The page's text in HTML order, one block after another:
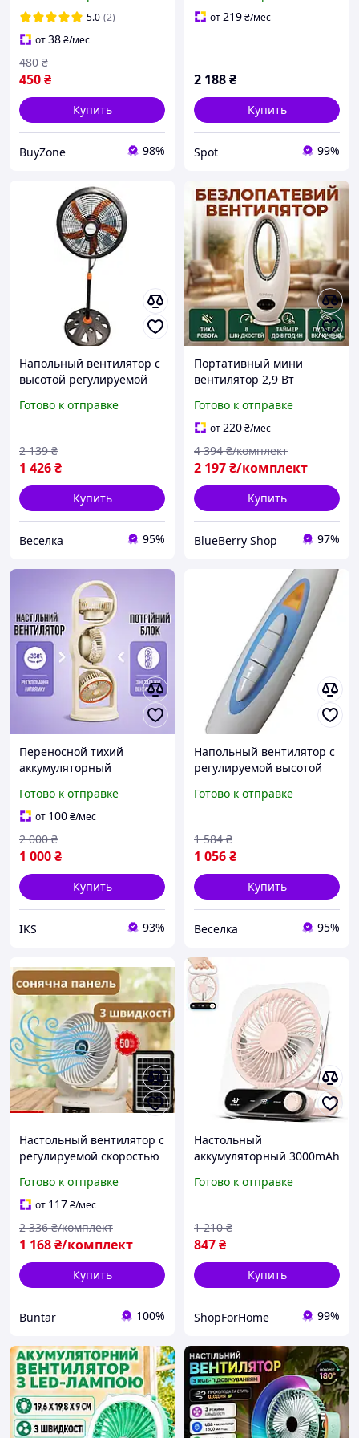
2000mah, Настольный
вентилятор Hoco с
регулируемой скоростью
5.0 (2)
от38₴/мес
450₴
480 ₴
Купить
BuyZone 98%
регулируемая высота
от219₴/мес
2 188₴
Купить
Spot 99%
Напольный вентилятор с
высотой регулируемой
градусов для дома и
Готово к отправке
1 426₴
2 139 ₴
Купить
Веселка 95%
Портативный мини
вентилятор 2,9 Вт
регулируемой скоростью
28.5х19х75 см Вентилятор
комнатный
Готово к отправке
от220₴/мес
2 197₴/комплект
4 394 ₴/комплект
Купить
BlueBerry Shop 97%
Переносной тихий
аккумуляторный
турбинами и
регулируемой скоростью
работы для рабочего
места в квартире и офисе
Готово к отправке
от 100₴/мес
1 000₴
2 000 ₴
Купить
IKS 93%
Напольный вентилятор с
регулируемой высотой
дома офиса кафе и
FLAME
Готово к отправке
1 056₴
1 584 ₴
Купить
Веселка 95%
Настольный вентилятор с
регулируемой скоростью
Готово к отправке
от 117₴/мес
1 168₴/комплект
2 336 ₴/комплект
Купить
Buntar 100%
Настольный
аккумуляторный 3000mAh
светодиодной
регулируемый угол
наклона, 199 скоростей,
Готово к отправке
847₴
1 210 ₴
Купить
ShopForHome 99%